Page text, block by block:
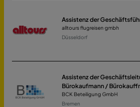
Assistenz der
alltours flugreisen gmbh
Düsseldorf
Assistenz der
Bürokaufmann /
BCK Beteiligung GmbH
Bremen